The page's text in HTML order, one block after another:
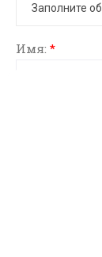
Заполните
Имя: *